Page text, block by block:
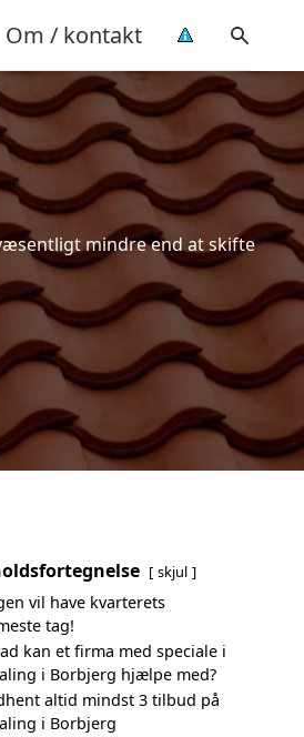
Om / kontakt
mindre end at skifte
skjul
vil have kvarterets
tag!
kan et firma med speciale i
i Borbjerg hjælpe med?
altid mindst 3 tilbud på
i Borbjerg